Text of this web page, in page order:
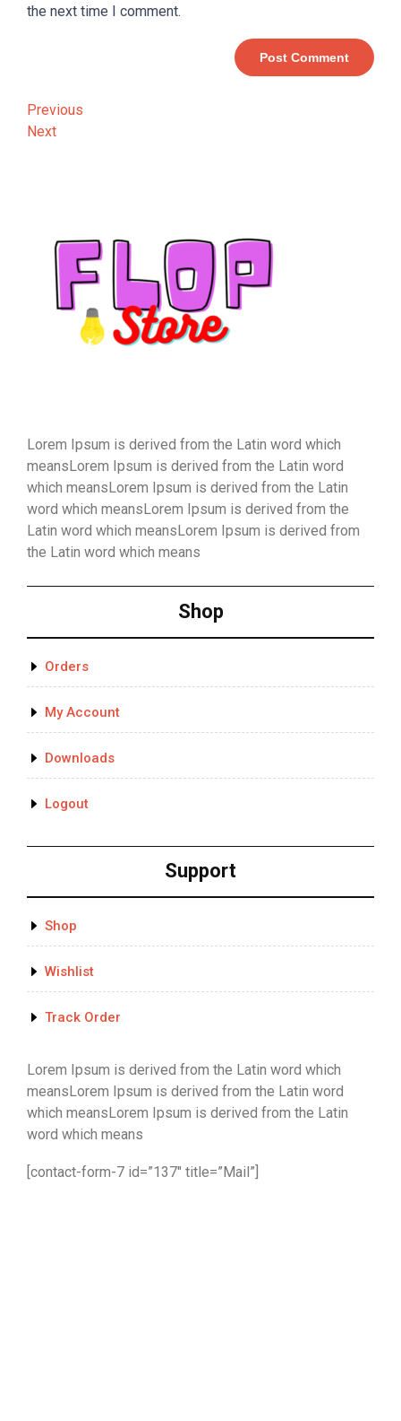
the next time I comment.
Post
navigation
Previous
Post
Previous
Next
Next
Lorem Ipsum is derived from the Latin word which
meansLorem Ipsum is derived from the Latin word
which meansLorem Ipsum is derived from the Latin
word which meansLorem Ipsum is derived from the
Latin word which meansLorem Ipsum is derived from
the Latin word which means
Shop
Orders
My Account
Downloads
Logout
Support
Shop
Wishlist
Track Order
Lorem Ipsum is derived from the Latin word which
meansLorem Ipsum is derived from the Latin word
which meansLorem Ipsum is derived from the Latin
word which means
[contact-form-7 id=”137″ title=”Mail”]